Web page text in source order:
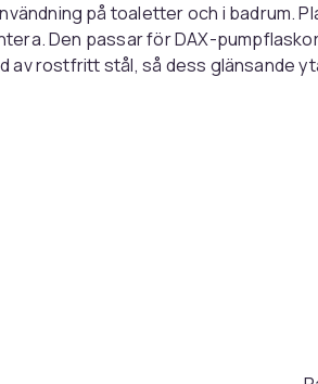
på toaletter och i badrum.
Den passar för DAX-
av rostfritt stål, så dess glänsande
uppmätt mängd varje